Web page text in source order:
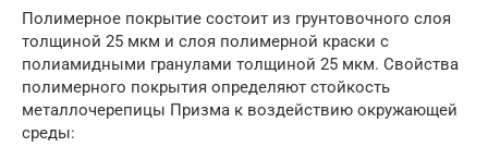
Полимерное покрытие состоит из грунтовочного слоя
толщиной 25 мкм и слоя полимерной краски с
полиамидными гранулами толщиной 25 мкм. Свойства
полимерного покрытия определяют стойкость
металлочерепицы Призма к воздействию окружающей
среды: